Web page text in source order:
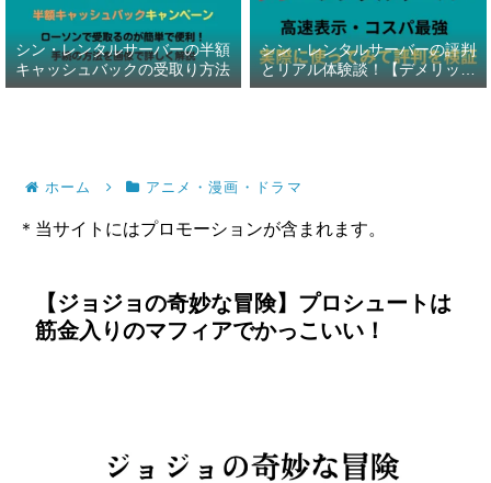
シン・レンタルサーバーの半額
キャッシュバックの受取り方法
シン・レンタルサーバーの評判
とリアル体験談！【デメリット
暴露】
ホーム アニメ・漫画・ドラマ
＊当サイトにはプロモーションが含まれます。
【ジョジョの奇妙な冒険】プロシュートは
筋金入りのマフィアでかっこいい！